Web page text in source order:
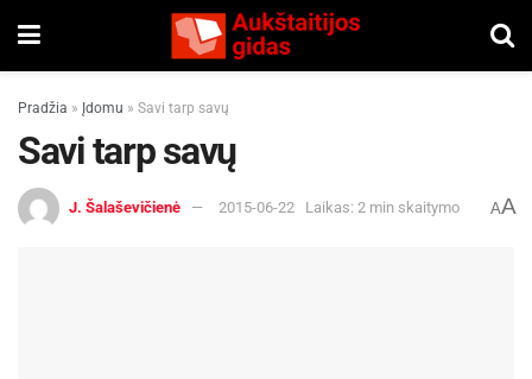
Pradžia » Įdomu » Savi tarp savų
Savi tarp savų
J. Šalaševičienė 2015-06-22 Laikas: 2 min skaitymo AA